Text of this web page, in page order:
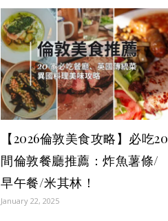
【2026倫敦美食攻略】必吃20
間倫敦餐廳推薦：炸魚薯條/
早午餐/米其林！
January 22, 2025